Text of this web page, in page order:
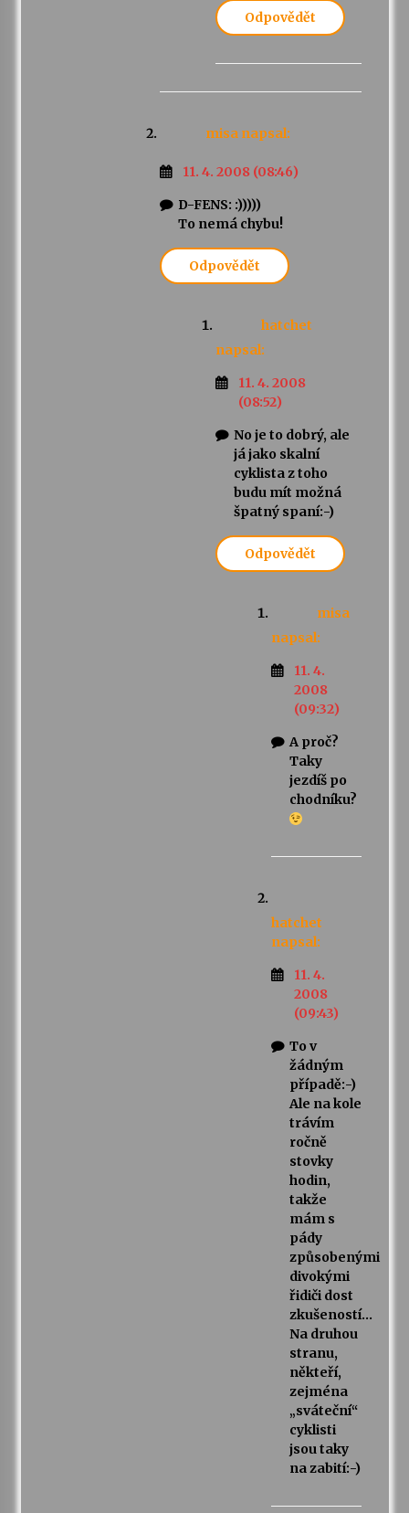
Odpovědět
misa napsal:
11. 4. 2008 (08:46)
D-FENS: :)))))
To nemá chybu!
Odpovědět
hatchet
napsal:
11. 4. 2008
(08:52)
No je to dobrý, ale
já jako skalní
cyklista z toho
budu mít možná
špatný spaní:-)
Odpovědět
misa
napsal:
11. 4.
2008
(09:32)
A proč?
Taky
jezdíš po
chodníku?
hatchet
napsal:
11. 4.
2008
(09:43)
To v
žádným
případě:-)
Ale na kole
trávím
ročně
stovky
hodin,
takže
mám s
pády
způsobenými
divokými
řidiči dost
zkušeností…
Na druhou
stranu,
někteří,
zejména
„sváteční“
cyklisti
jsou taky
na zabití:-)